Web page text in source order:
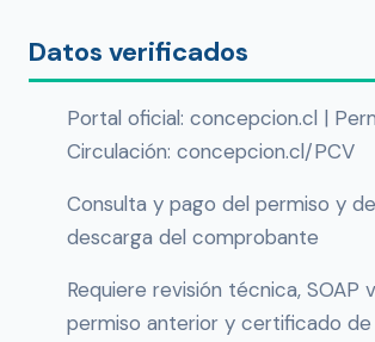
Datos verificados
Portal oficial: concepcion.cl |
Circulación: concepcion.cl/PCV
Consulta y pago del permiso y
descarga del comprobante
Requiere revisión técnica, SOAP
permiso anterior y certificado